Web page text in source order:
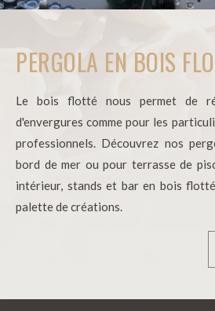
PERGOLA EN BOIS
Le bois flotté nous permet de
d'envergures comme pour les
professionnels. Découvrez nos
bord de mer ou pour terrasse de
intérieur, stands et bar en bois
palette de créations.